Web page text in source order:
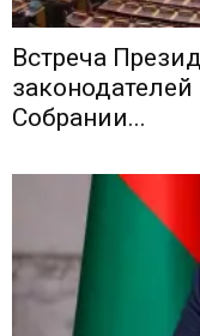
Встреча
Собрании...